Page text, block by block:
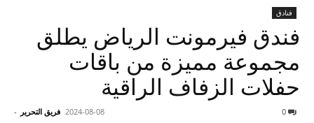
فنادق
فندق فيرمونت الرياض يطلق
مجموعة مميزة من باقات
حفلات الزفاف الراقية
فريق التحرير - 2024-08-08